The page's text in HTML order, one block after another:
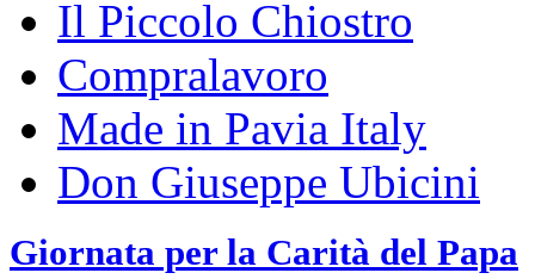
Il Piccolo Chiostro
Compralavoro
Made in Pavia Italy
Don Giuseppe Ubicini
Giornata per la Carità del Papa